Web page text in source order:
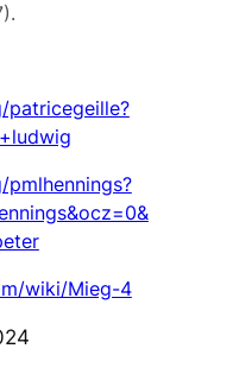
patricegeille?
wiki/Mieg-4